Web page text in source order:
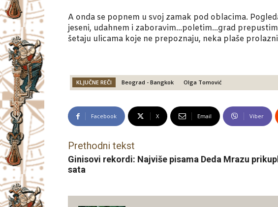
A onda se popnem u svoj zamak pod oblacima.
jeseni, udahnem i zaboravim…poletim…grad
šetaju ulicama koje ne prepoznaju, neka plaše
KLJUČNE REČI Beograd - Bangkok Olga Tomović
Facebook X Email Viber
Prethodni tekst
Ginisovi rekordi: Najviše pisama Deda Mrazu
sata